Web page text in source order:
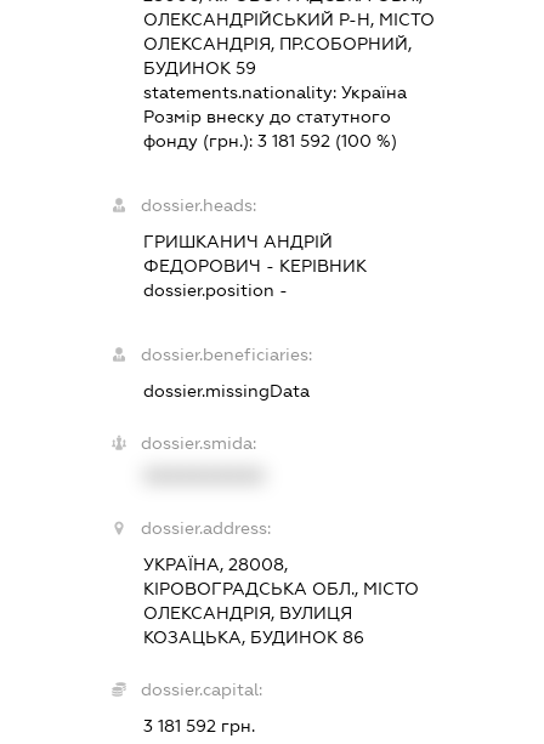
ОЛЕКСАНДРІЙСЬКИЙ Р-Н, МІСТО
ОЛЕКСАНДРІЯ, ПР.СОБОРНИЙ,
БУДИНОК 59
statements.nationality: Україна
Розмір внеску до статутного
фонду (грн.): 3 181 592(100 %)
dossier.heads:
ГРИШКАНИЧ АНДРІЙ
ФЕДОРОВИЧ - КЕРІВНИК
dossier.position -
dossier.beneficiaries:
dossier.missingData
dossier.smida:
dossier.address:
УКРАЇНА, 28008,
КІРОВОГРАДСЬКА ОБЛ., МІСТО
ОЛЕКСАНДРІЯ, ВУЛИЦЯ
КОЗАЦЬКА, БУДИНОК 86
dossier.capital:
3 181 592 грн.